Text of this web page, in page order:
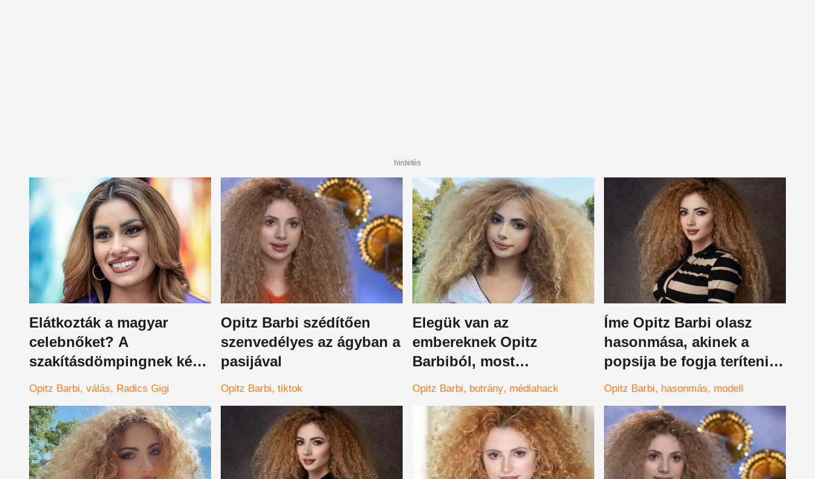
hirdetés
Elátkozták a magyar
celebnőket? A
szakításdömpingnek két
új áldozata van
Opitz Barbi válás Radics Gigi
Opitz Barbi szédítően
szenvedélyes az ágyban a
pasijával
Opitz Barbi tiktok
Elegük van az
embereknek Opitz
Barbiból, most
rengetegen támadták be
az énekesnőt
Opitz Barbi botrány médiahack
Íme Opitz Barbi olasz
hasonmása, akinek a
popsija be fogja teríteni a
képernyődet
Opitz Barbi hasonmás modell